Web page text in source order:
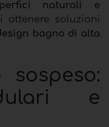
naturali e
ottenere soluzioni
bagno di alta
e